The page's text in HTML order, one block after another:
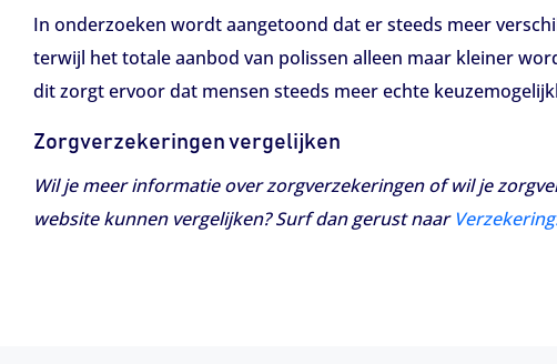
In onderzoeken wordt aangetoond dat er steeds meer
terwijl het totale aanbod van polissen alleen maar kleiner
dit zorgt ervoor dat mensen steeds meer echte
Zorgverzekeringen vergelijken
Wil je meer informatie over zorgverzekeringen of wil je
website kunnen vergelijken? Surf dan gerust naar